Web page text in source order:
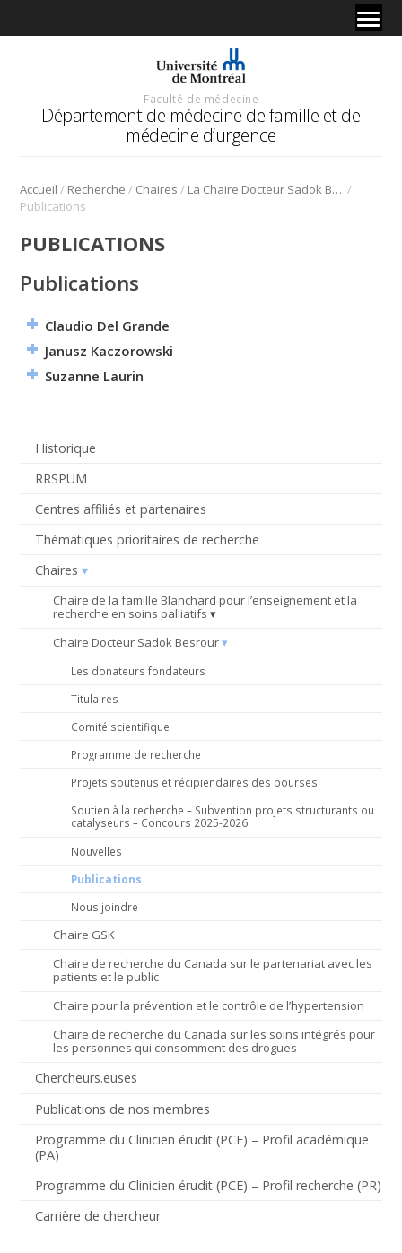
Faculté de médecine
Département de médecine de famille et de
médecine d’urgence
Accueil / Recherche / Chaires / La Chaire Docteur Sadok Besrour /
Publications
Historique
RRSPUM
Centres affiliés et partenaires
Thématiques prioritaires de recherche
Chaires
Chaire de la famille Blanchard pour l’enseignement et la
recherche en soins palliatifs
Chaire Docteur Sadok Besrour
Les donateurs fondateurs
Titulaires
Comité scientifique
Programme de recherche
Projets soutenus et récipiendaires des bourses
Soutien à la recherche – Subvention projets structurants ou
catalyseurs – Concours 2025-2026
Nouvelles
Publications
Nous joindre
Chaire GSK
Chaire de recherche du Canada sur le partenariat avec les
patients et le public
Chaire pour la prévention et le contrôle de l’hypertension
Chaire de recherche du Canada sur les soins intégrés pour
les personnes qui consomment des drogues
Chercheurs.euses
Publications de nos membres
Programme du Clinicien érudit (PCE) – Profil académique
(PA)
Programme du Clinicien érudit (PCE) – Profil recherche (PR)
Carrière de chercheur
PUBLICATIONS
Publications
Claudio Del Grande
Janusz Kaczorowski
Suzanne Laurin